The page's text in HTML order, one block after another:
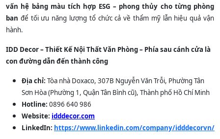
vấn hệ bảng màu tích hợp ESG – phong thủy cho từng phòng
ban để tối ưu năng lượng tổ chức cả về thẩm mỹ lẫn hiệu quả vận
hành.
IDD Decor – Thiết Kế Nội Thất Văn Phòng – Phía sau cánh cửa là
con đường dẫn đến thành công
Địa chỉ: Tòa nhà Doxaco, 307B Nguyễn Văn Trỗi, Phường Tân
Sơn Hòa (Phường 1, Quận Tân Bình cũ), Thành phố Hồ Chí Minh
Hotline: 0896 640 986
Website: idddecor.com
LinkedIn: https://www.linkedin.com/company/idddecorvn/